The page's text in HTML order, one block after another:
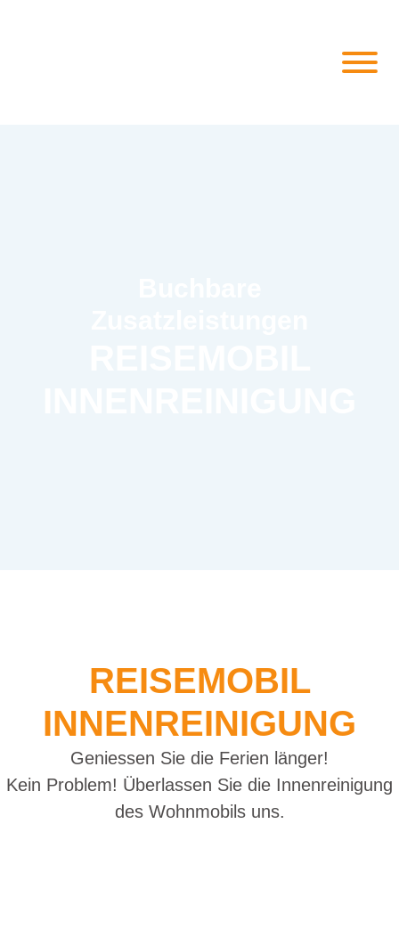
REISEMOBIL
INNENREINIGUNG
Geniessen Sie die Ferien länger!
Kein Problem! Überlassen Sie die Innenreinigung
des Wohnmobils uns.